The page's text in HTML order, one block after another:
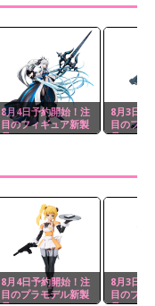
8月4日予約開始！注
目のフィギュア新製
品
8月3日予
目のフィ
品
8月4日予約開始！注
目のプラモデル新製
8月3日予
目のプラ